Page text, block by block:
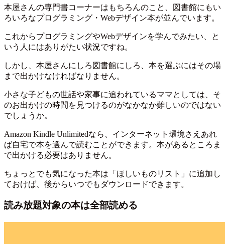
本屋さんの専門書コーナーはもちろんのこと、図書館にもい
ろいろなプログラミング・Webデザイン本が並んでいます。
これからプログラミングやWebデザインを学んでみたい、と
いう人にはありがたい状況ですね。
しかし、本屋さんにしろ図書館にしろ、本を選ぶにはその場
まで出かけなければなりません。
小さな子どもの世話や家事に追われているママとしては、そ
のお出かけの時間を見つけるのがなかなか難しいのではない
でしょうか。
Amazon Kindle Unlimitedなら、インターネット環境さえあれ
ば自宅で本を選んで読むことができます。本があるところま
で出かける必要はありません。
ちょっとでも気になった本は「ほしいものリスト」に追加し
ておけば、後からいつでもダウンロードできます。
読み放題対象の本は全部読める